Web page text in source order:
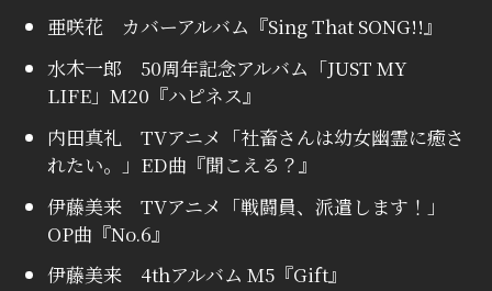
亜咲花 カバーアルバム『Sing That SONG!!』
水木一郎 50周年記念アルバム「JUST MY
LIFE」M20『ハピネス』
内田真礼 TVアニメ「社畜さんは幼女幽霊に癒さ
れたい。」ED曲『聞こえる？』
伊藤美来 TVアニメ「戦闘員、派遣します！」
OP曲『No.6』
伊藤美来 4thアルバム M5『Gift』